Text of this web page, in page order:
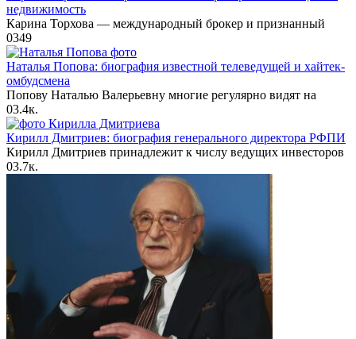
недвижимость
Карина Торхова — международный брокер и признанный
0349
Наталья Попова: биография известной телеведущей и хайтек-
омбудсмена
Попову Наталью Валерьевну многие регулярно видят на
03.4к.
Кирилл Дмитриев: биография генерального директора РФПИ
Кирилл Дмитриев принадлежит к числу ведущих инвесторов
03.7к.